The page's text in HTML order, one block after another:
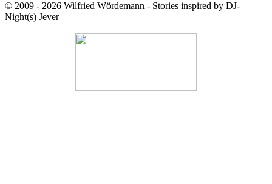
© 2009 - 2026 Wilfried Wördemann - Stories inspired by DJ-
Night(s) Jever